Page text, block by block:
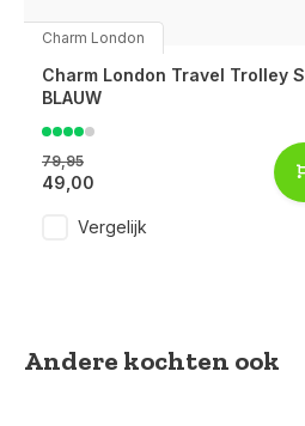
Charm London
Charm London Travel Trolley S
BLAUW
79,95
49,00
Vergelijk
Andere kochten ook